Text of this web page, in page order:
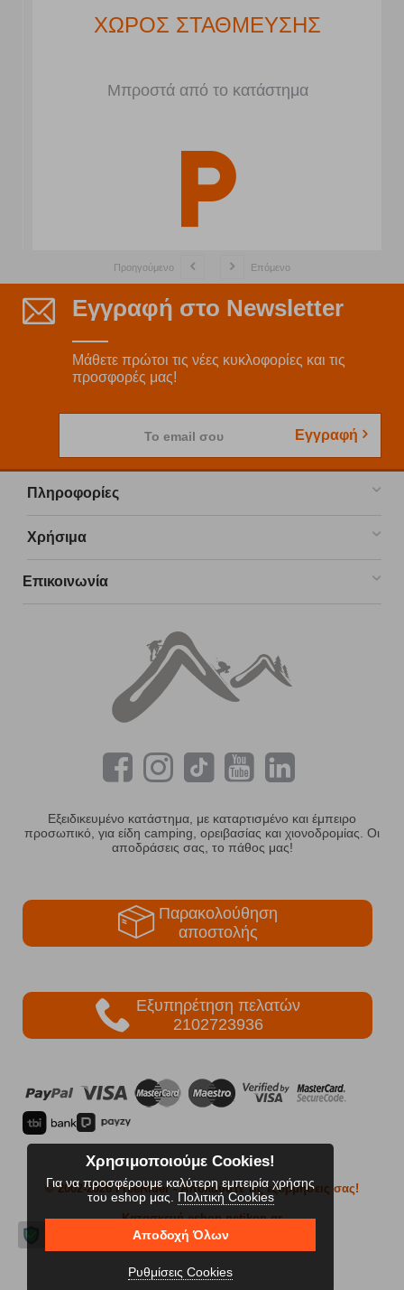
ΧΩΡΟΣ ΣΤΑΘΜΕΥΣΗΣ
Μπροστά από το κατάστημα
Προηγούμενο Επόμενο
Εγγραφή στο Newsletter
Μάθετε πρώτοι τις νέες κυκλοφορίες και τις
προσφορές μας!
Το email σου Εγγραφή
Πληροφορίες
Χρήσιμα
Επικοινωνία
Εξειδικευμένο κατάστημα, με καταρτισμένο και έμπειρο
προσωπικό, για είδη camping, ορειβασίας και χιονοδρομίας. Οι
αποδράσεις σας, το πάθος μας!
Παρακολούθηση
αποστολής
Εξυπηρέτηση πελατών
2102723936
© 2002-2026 FreeRider- Απολαύστε τις εξορμήσεις σας!
Κατασκευή eshop netikon.gr
Χρησιμοποιούμε Cookies!
Για να προσφέρουμε καλύτερη εμπειρία χρήσης
του eshop μας. Πολιτική Cookies
Αποδοχή Όλων
Ρυθμίσεις Cookies